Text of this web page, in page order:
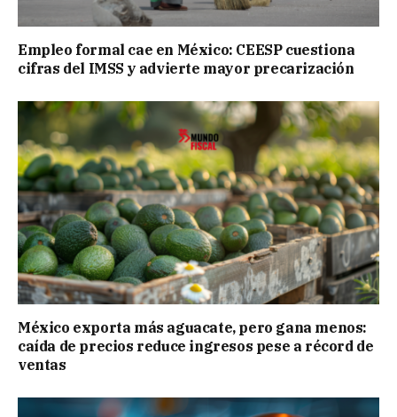
Empleo formal cae en México: CEESP cuestiona
cifras del IMSS y advierte mayor precarización
México exporta más aguacate, pero gana menos:
caída de precios reduce ingresos pese a récord de
ventas